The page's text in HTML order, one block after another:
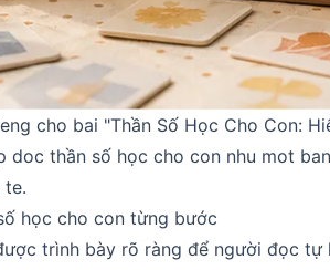
cho bai "Thần Số Học Cho Con:
doc thần số học cho con nhu mot
te.
học cho con từng bước
trình bày rõ ràng để người đọc